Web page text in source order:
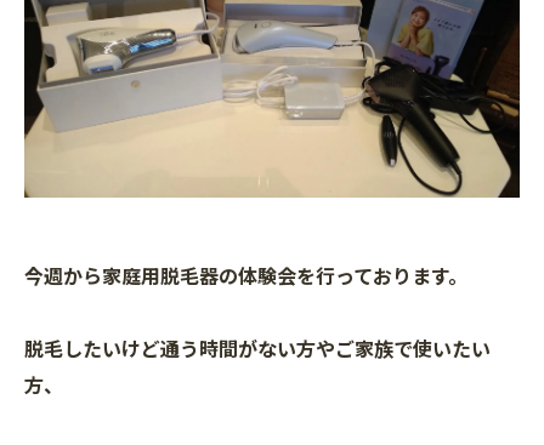
今週から家庭用脱毛器の体験会を行っております。
脱毛したいけど通う時間がない方やご家族で使いたい
方、